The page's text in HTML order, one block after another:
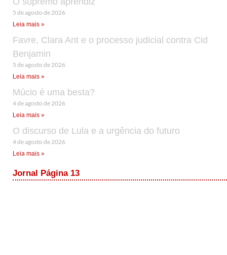
5 de agosto de 2026
Leia mais »
Favre, Clara Ant e o processo judicial contra Cid
Benjamin
5 de agosto de 2026
Leia mais »
Múcio é uma besta?
4 de agosto de 2026
Leia mais »
O discurso de Lula e a urgência do futuro
4 de agosto de 2026
Leia mais »
Jornal Página 13